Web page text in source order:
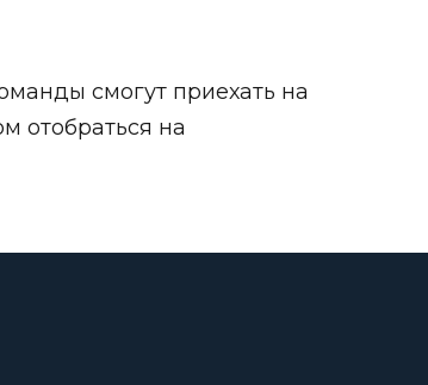
смогут приехать на
отобраться на